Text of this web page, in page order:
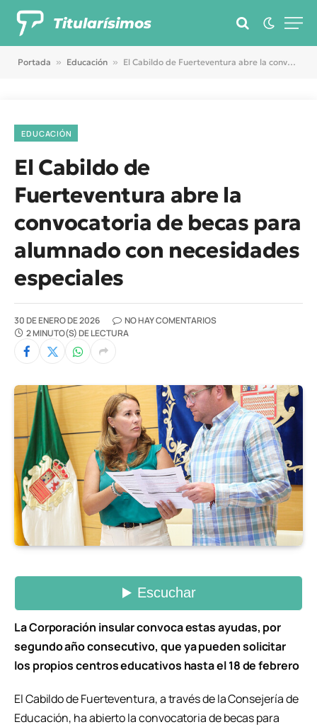
Titularísimos
Portada » Educación » El Cabildo de Fuerteventura abre la convocatoria de becas para alumnado con necesidades especiales
EDUCACIÓN
El Cabildo de
Fuerteventura abre la
convocatoria de becas para
alumnado con necesidades
especiales
30 DE ENERO DE 2026
NO HAY COMENTARIOS
2 MINUTO(S) DE LECTURA
La Corporación insular convoca estas ayudas, por
segundo año consecutivo, que ya pueden solicitar
los propios centros educativos hasta el 18 de febrero
El Cabildo de Fuerteventura, a través de la Consejería de
Educación, ha abierto la convocatoria de becas para